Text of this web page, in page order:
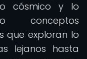
cósmico y lo
conceptos
que exploran lo
lejanos hasta